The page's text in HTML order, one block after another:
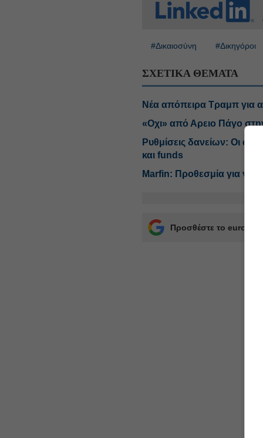
#Δικαιοσύνη #Δικηγόροι
ΣΧΕΤΙΚΑ ΘΕΜΑΤΑ
Νέα απόπειρα Τραμπ για
«Οχι» από Αρειο Πάγο
Ρυθμίσεις δανείων: Οι
και funds
Marfin: Προθεσμία για να
Προσθέστε το